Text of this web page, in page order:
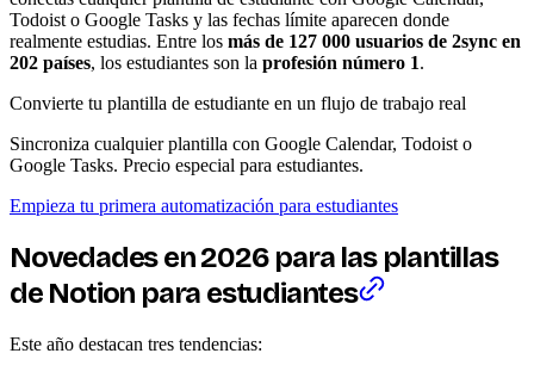
Todoist o Google Tasks y las fechas límite aparecen donde
realmente estudias. Entre los más de 127 000 usuarios de 2sync en
202 países, los estudiantes son la profesión número 1.
Convierte tu plantilla de estudiante en un flujo de trabajo real
Sincroniza cualquier plantilla con Google Calendar, Todoist o
Google Tasks. Precio especial para estudiantes.
Empieza tu primera automatización para estudiantes
Novedades en 2026 para las plantillas
de Notion para estudiantes
Este año destacan tres tendencias: